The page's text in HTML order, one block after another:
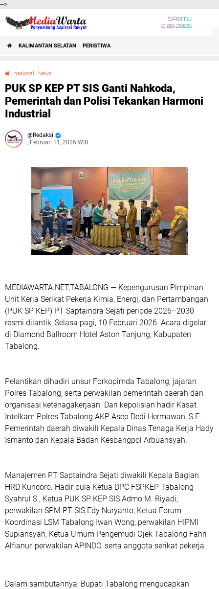
-->
SABTU
8 08 2026
KALIMANTAN SELATAN PERISTIWA
› nasional › News.
PUK SP KEP PT SIS Ganti Nahkoda,
Pemerintah dan Polisi Tekankan Harmoni
Industrial
Redaksi
, Februari 11, 2026 WIB
MEDIAWARTA.NET,TABALONG — Kepengurusan Pimpinan
Unit Kerja Serikat Pekerja Kimia, Energi, dan Pertambangan
(PUK SP KEP) PT Saptaindra Sejati periode 2026–2030
resmi dilantik, Selasa pagi, 10 Februari 2026. Acara digelar
di Diamond Ballroom Hotel Aston Tanjung, Kabupaten
Tabalong.
Pelantikan dihadiri unsur Forkopimda Tabalong, jajaran
Polres Tabalong, serta perwakilan pemerintah daerah dan
organisasi ketenagakerjaan. Dari kepolisian hadir Kasat
Intelkam Polres Tabalong AKP Asep Dedi Hermawan, S.E.
Pemerintah daerah diwakili Kepala Dinas Tenaga Kerja Hady
Ismanto dan Kepala Badan Kesbangpol Arbuansyah.
Manajemen PT Saptaindra Sejati diwakili Kepala Bagian
HRD Kuncoro. Hadir pula Ketua DPC FSPKEP Tabalong
Syahrul S., Ketua PUK SP KEP SIS Admo M. Riyadi,
perwakilan SPM PT SIS Edy Nuryanto, Ketua Forum
Koordinasi LSM Tabalong Iwan Wong, perwakilan HIPMI
Supiansyah, Ketua Umum Pengemudi Ojek Tabalong Fahri
Alfianur, perwakilan APINDO, serta anggota serikat pekerja.
Dalam sambutannya, Bupati Tabalong mengucapkan